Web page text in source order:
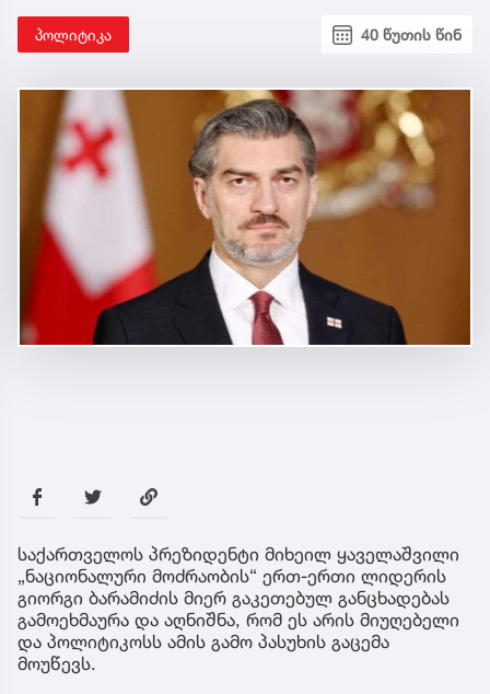
პოლიტიკა 40 წუთის წინ
საქართველოს პრეზიდენტი მიხეილ ყაველაშვილი
„ნაციონალური მოძრაობის“ ერთ-ერთი ლიდერის
გიორგი ბარამიძის მიერ გაკეთებულ განცხადებას
გამოეხმაურა და აღნიშნა, რომ ეს არის მიუღებელი
და პოლიტიკოსს ამის გამო პასუხის გაცემა
მოუწევს.